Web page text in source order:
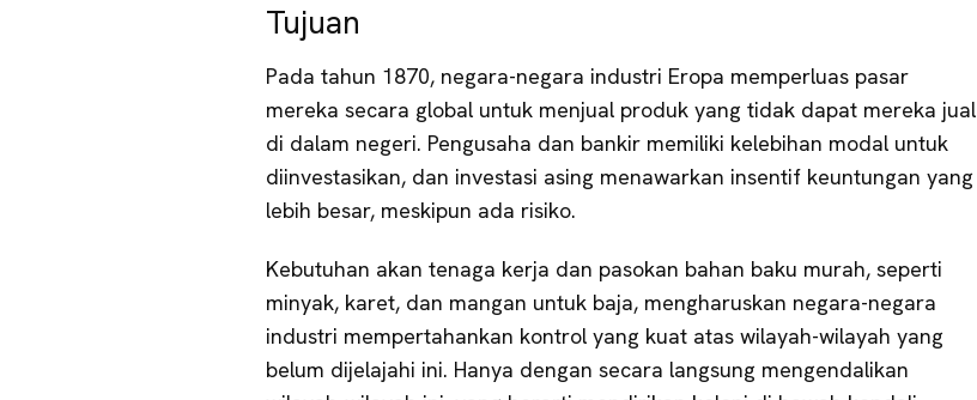
Tujuan
Pada tahun 1870, negara-negara industri Eropa memperluas pasar
mereka secara global untuk menjual produk yang tidak dapat mereka jual
di dalam negeri. Pengusaha dan bankir memiliki kelebihan modal untuk
diinvestasikan, dan investasi asing menawarkan insentif keuntungan yang
lebih besar, meskipun ada risiko.
Kebutuhan akan tenaga kerja dan pasokan bahan baku murah, seperti
minyak, karet, dan mangan untuk baja, mengharuskan negara-negara
industri mempertahankan kontrol yang kuat atas wilayah-wilayah yang
belum dijelajahi ini. Hanya dengan secara langsung mengendalikan